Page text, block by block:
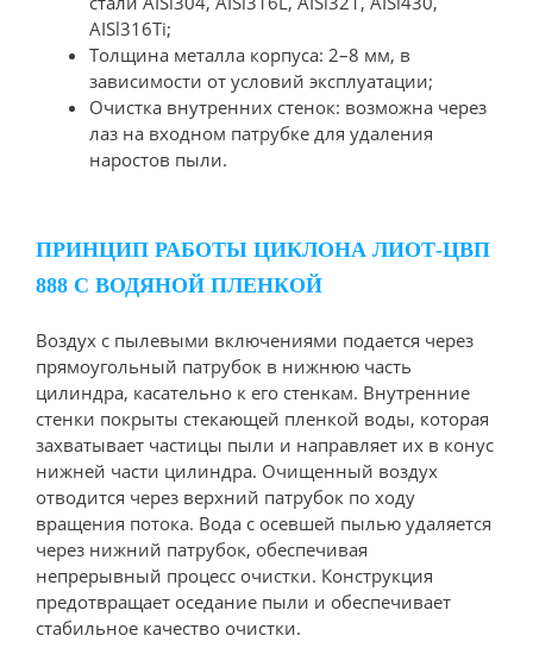
AISl316Ti;
Толщина металла корпуса: 2–8 мм, в
зависимости от условий эксплуатации;
Очистка внутренних стенок: возможна через
лаз на входном патрубке для удаления
наростов пыли.
ПРИНЦИП РАБОТЫ ЦИКЛОНА ЛИОТ-ЦВП
888 С ВОДЯНОЙ ПЛЕНКОЙ
Воздух с пылевыми включениями подается через
прямоугольный патрубок в нижнюю часть
цилиндра, касательно к его стенкам. Внутренние
стенки покрыты стекающей пленкой воды, которая
захватывает частицы пыли и направляет их в конус
нижней части цилиндра. Очищенный воздух
отводится через верхний патрубок по ходу
вращения потока. Вода с осевшей пылью удаляется
через нижний патрубок, обеспечивая
непрерывный процесс очистки. Конструкция
предотвращает оседание пыли и обеспечивает
стабильное качество очистки.